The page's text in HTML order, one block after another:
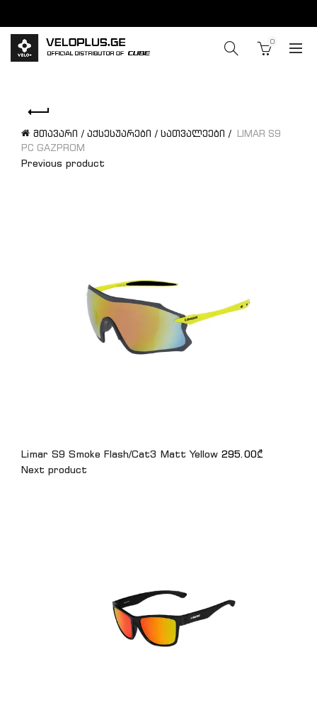
0
მთავარი აქსესუარები სათვალეები
LIMAR S9
PC GAZPROM
Previous product
Limar S9 Smoke Flash/Cat3 Matt Yellow 295.00₾
Next product